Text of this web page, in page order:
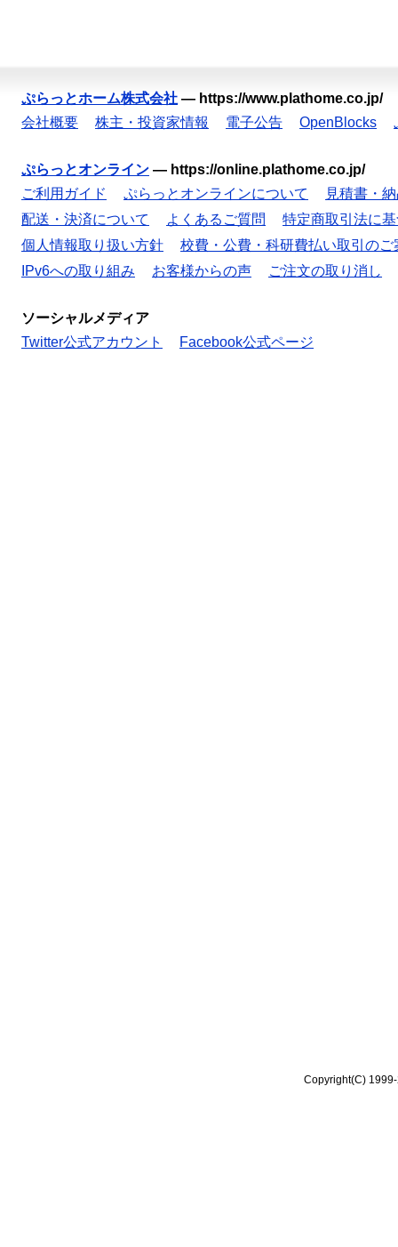
ぷらっとホーム株式会社 — https://www.plathome.co.jp/
会社概要
株主・投資家情報 電子公告 OpenBlocks
ぷらっとオンライン — https://online.plathome.co.jp/
ご利用ガイド
ぷらっとオンラインについて
見積書・
配送・決済について
よくあるご質問
特定商取引法に
個人情報取り扱い方針
校費・公費・科研費払い取引のご
IPv6への取り組み
お客様からの声 ご注文の取り消し
ソーシャルメディア
Twitter公式アカウント
Facebook公式ページ
Copyright(C)